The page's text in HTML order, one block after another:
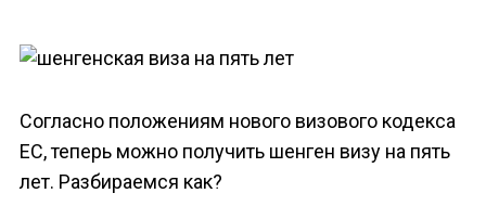
Согласно положениям нового визового кодекса
ЕС, теперь можно получить шенген визу на пять
лет. Разбираемся как?